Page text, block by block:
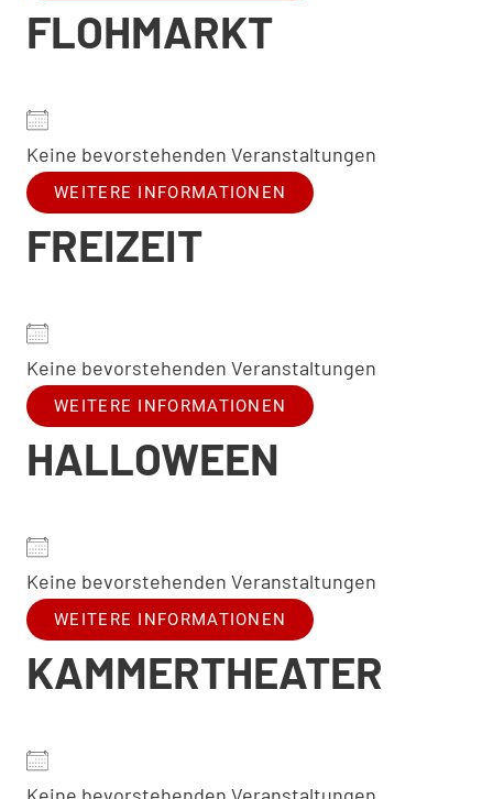
FLOHMARKT
Keine bevorstehenden Veranstaltungen
WEITERE INFORMATIONEN
FREIZEIT
Keine bevorstehenden Veranstaltungen
WEITERE INFORMATIONEN
HALLOWEEN
Keine bevorstehenden Veranstaltungen
WEITERE INFORMATIONEN
KAMMERTHEATER
Keine bevorstehenden Veranstaltungen